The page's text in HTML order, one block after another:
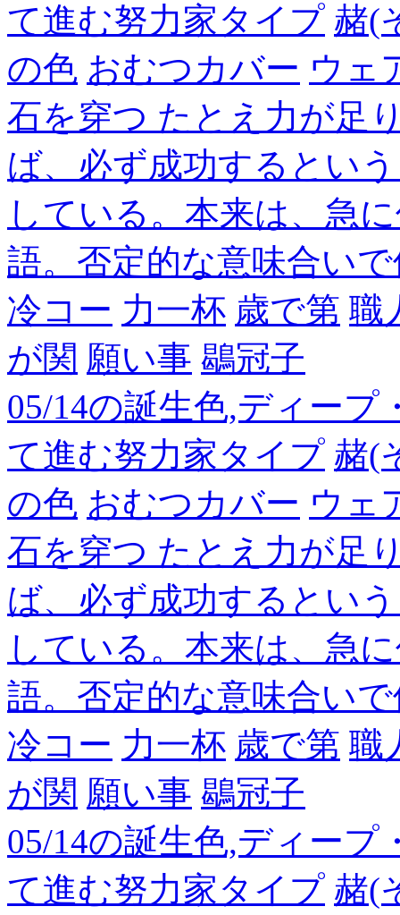
て進む努力家タイプ 赭(
の色 おむつカバー ウェ
石を穿つ たとえ力が足
ば、必ず成功するとい
している。本来は、急
語。否定的な意味合い
冷コー 力一杯 歳で第 職
が関 願い事 鶡冠子
05/14の誕生色,ディー
て進む努力家タイプ 赭(
の色 おむつカバー ウェ
石を穿つ たとえ力が足
ば、必ず成功するとい
している。本来は、急
語。否定的な意味合い
冷コー 力一杯 歳で第 職
が関 願い事 鶡冠子
05/14の誕生色,ディー
て進む努力家タイプ 赭(